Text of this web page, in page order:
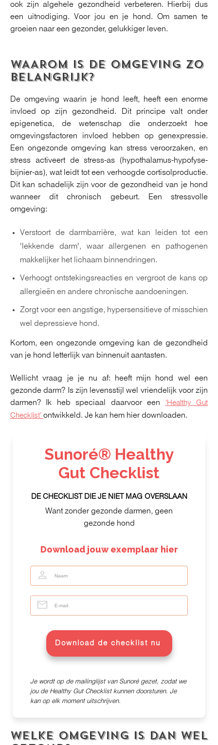
ook zijn algehele gezondheid verbeteren. Hierbij dus
een uitnodiging. Voor jou en je hond. Om samen te
groeien naar een gezonder, gelukkiger leven.
WAAROM IS DE OMGEVING ZO
BELANGRIJK?
De omgeving waarin je hond leeft, heeft een enorme
invloed op zijn gezondheid. Dit principe valt onder
epigenetica, de wetenschap die onderzoekt hoe
omgevingsfactoren invloed hebben op genexpressie.
Een ongezonde omgeving kan stress veroorzaken, en
stress activeert de stress-as (hypothalamus-hypofyse-
bijnier-as), wat leidt tot een verhoogde cortisolproductie.
Dit kan schadelijk zijn voor de gezondheid van je hond
wanneer dit chronisch gebeurt. Een stressvolle
omgeving:
Verstoort de darmbarrière, wat kan leiden tot een
'lekkende darm', waar allergenen en pathogenen
makkelijker het lichaam binnendringen.
Verhoogt ontstekingsreacties en vergroot de kans op
allergieën en andere chronische aandoeningen.
Zorgt voor een angstige, hypersensitieve of misschien
wel depressieve hond.
Kortom, een ongezonde omgeving kan de gezondheid
van je hond letterlijk van binnenuit aantasten.
Wellicht vraag je je nu af: heeft mijn hond wel een
gezonde darm? Is zijn levensstijl wel vriendelijk voor zijn
darmen? Ik heb speciaal daarvoor een
‘Healthy Gut
Checklist’ ontwikkeld. Je kan hem hier downloaden.
Sunoré® Healthy
Gut Checklist
DE CHECKLIST DIE JE NIET MAG OVERSLAAN
Want zonder gezonde darmen, geen
gezonde hond
Download jouw exemplaar hier
Download de checklist nu
Je wordt op de mailinglijst van Sunoré gezet, zodat we
jou de Healthy Gut Checklist kunnen doorsturen. Je
kan op elk moment uitschrijven.
WELKE OMGEVING IS DAN WEL